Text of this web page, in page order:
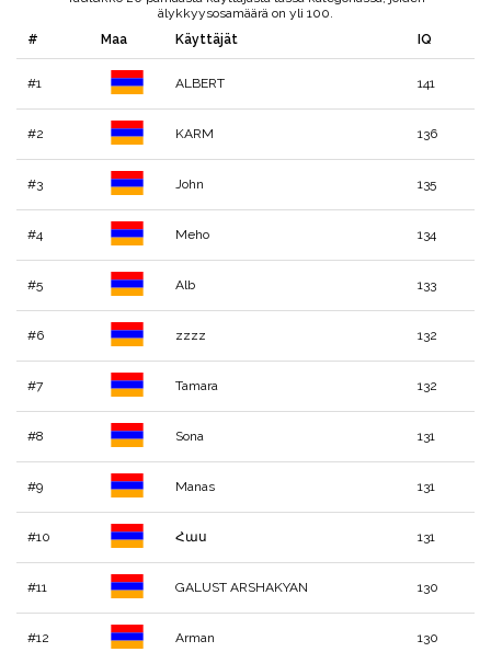
älykkyysosamäärä on yli 100.
#
Maa Käyttäjät IQ
#1 ALBERT 141
#2 KARM 136
#3 John 135
#4 Meho 134
#5 Alb 133
#6 zzzz 132
#7 Tamara 132
#8 Sona 131
#9 Manas 131
#10 Հաս 131
#11 GALUST ARSHAKYAN 130
#12 Arman 130